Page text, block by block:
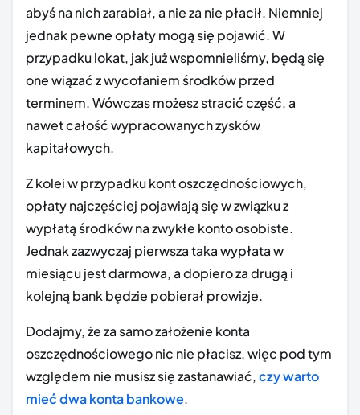
abyś na nich zarabiał, a nie za nie płacił. Niemniej
jednak pewne opłaty mogą się pojawić. W
przypadku lokat, jak już wspomnieliśmy, będą się
one wiązać z wycofaniem środków przed
terminem. Wówczas możesz stracić część, a
nawet całość wypracowanych zysków
kapitałowych.
Z kolei w przypadku kont oszczędnościowych,
opłaty najczęściej pojawiają się w związku z
wypłatą środków na zwykłe konto osobiste.
Jednak zazwyczaj pierwsza taka wypłata w
miesiącu jest darmowa, a dopiero za drugą i
kolejną bank będzie pobierał prowizje.
Dodajmy, że za samo założenie konta
oszczędnościowego nic nie płacisz, więc pod tym
względem nie musisz się zastanawiać,czy warto
mieć dwa konta bankowe.